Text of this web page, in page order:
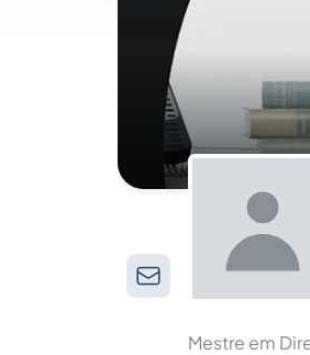
Mestre em